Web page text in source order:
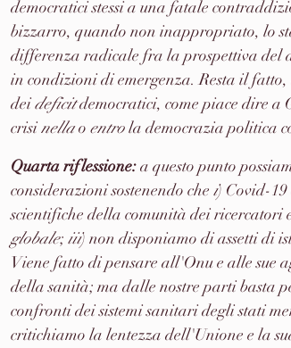
democratici stessi a una fatale
bizzarro, quando non inappropriato, lo
differenza radicale fra la prospettiva del
in condizioni di emergenza. Resta il
dei deficit democratici, come piace dire a
crisi nella o entro la democrazia politica
Quarta riflessione: a questo punto
considerazioni sostenendo che i) Covid-19
scientifiche della comunità dei
globale; iii) non disponiamo di assetti di
Viene fatto di pensare all'Onu e alle sue
della sanità; ma dalle nostre parti basta
confronti dei sistemi sanitari degli stati
critichiamo la lentezza dell'Unione e la